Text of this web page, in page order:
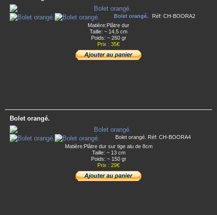
Bolet orangé.
Réf: CH-BOORA2
Matière:Plâtre dur
Taille: ~ 14,5 cm
Poids: ~ 260 gr
Prix : 35€
Bolet orangé.
Bolet orangé. Réf: CH-BOORA4
Matière:Plâtre dur sur tige alu de 8cm
Taille: ~ 13 cm
Poids: ~ 150 gr
Prix : 29€